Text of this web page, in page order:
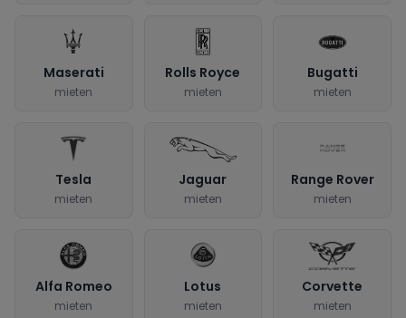
Maserati
mieten
Rolls Royce
mieten
Bugatti
mieten
Tesla
mieten
Jaguar
mieten
Range Rover
mieten
Alfa Romeo
mieten
Lotus
mieten
Corvette
mieten